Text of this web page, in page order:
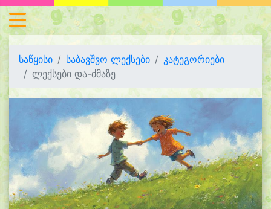
საწყისი საბავშვო ლექსები
კატეგორიები
ლექსები და-ძმაზე